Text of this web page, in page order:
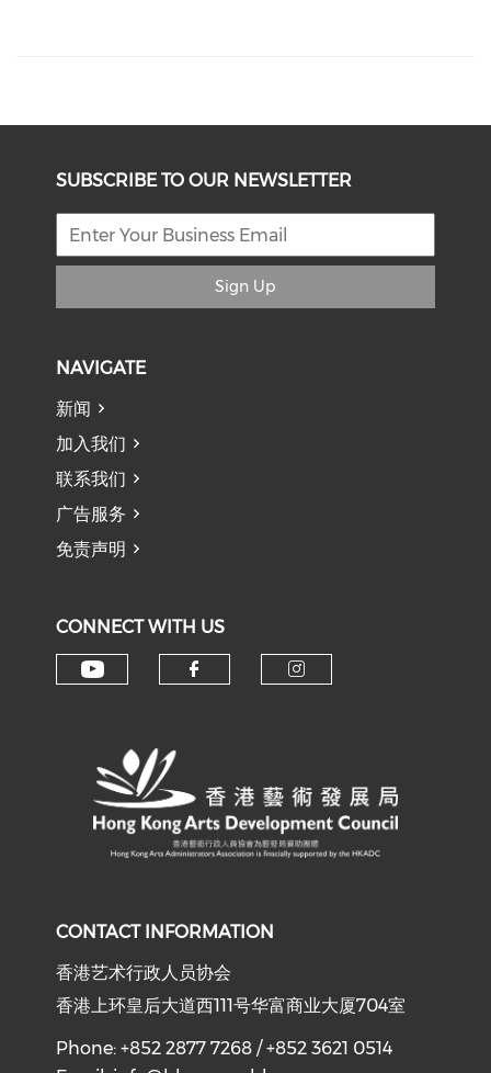
SUBSCRIBE TO OUR NEWSLETTER
Sign Up
NAVIGATE
新闻
加入我们
联系我们
广告服务
免责声明
CONNECT WITH US
CONTACT INFORMATION
香港艺术行政人员协会
香港上环皇后大道西111号华富商业大厦704室
Phone: +852 2877 7268 / +852 3621 0514